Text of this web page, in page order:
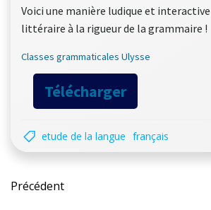
Voici une manière ludique et
littéraire à la rigueur de la grammaire !
Classes grammaticales Ulysse
Télécharger
etude de la langue français
Post
Précédent